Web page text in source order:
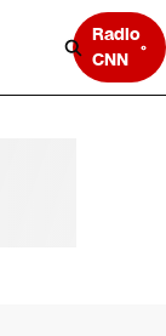
Radio
CNN